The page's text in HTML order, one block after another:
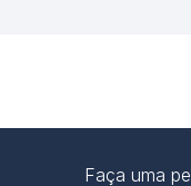
Faça uma